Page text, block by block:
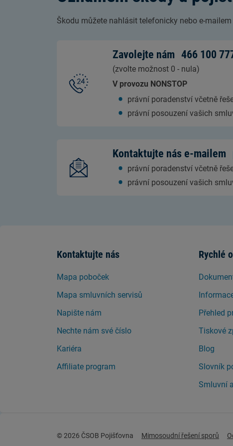
Škodu můžete nahlásit telefonicky nebo e-mailem
Zavolejte nám 466 100
(zvolte možnost 0 - nula)
V provozu NONSTOP
právní poradenství včetně
právní posouzení vašich
Kontaktujte nás e-mailem
právní poradenství včetně
právní posouzení vašich
Kontaktujte nás
Mapa poboček
Mapa smluvních servisů
Napište nám
Nechte nám své číslo
Kariéra
Affiliate program
Rychlé
Přehled
Tiskové
Blog
Slovník
Smluvní
© 2026 ČSOB Pojišťovna Mimosoudní řešení sporů